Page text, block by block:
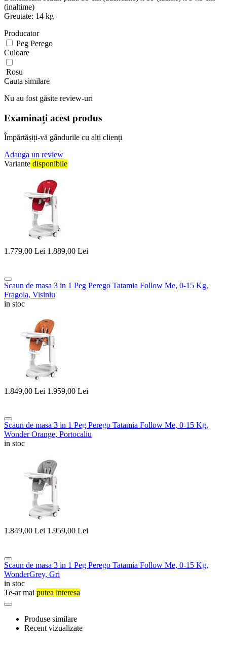
(inaltime)
Greutate: 14 kg
Producator
Peg Perego
Culoare
Rosu
Cauta similare
Nu au fost găsite review-uri
Examinați acest produs
Împărtășiți-vă gândurile cu alți clienți
Adauga un review
Variante disponibile
1.779,00 Lei 1.889,00 Lei
Scaun de masa 3 in 1 Peg Perego Tatamia Follow Me, 0-15 Kg,
Fragola, Visiniu
in stoc
1.849,00 Lei 1.959,00 Lei
Scaun de masa 3 in 1 Peg Perego Tatamia Follow Me, 0-15 Kg,
Wonder Orange, Portocaliu
in stoc
1.849,00 Lei 1.959,00 Lei
Scaun de masa 3 in 1 Peg Perego Tatamia Follow Me, 0-15 Kg,
WonderGrey, Gri
in stoc
Te-ar mai putea interesa
Produse similare
Recent vizualizate